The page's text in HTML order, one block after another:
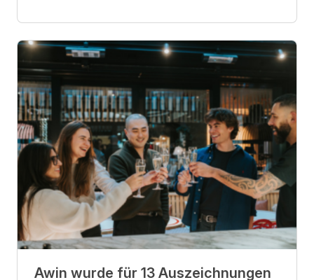
Awin wurde für 13 Auszeichnungen